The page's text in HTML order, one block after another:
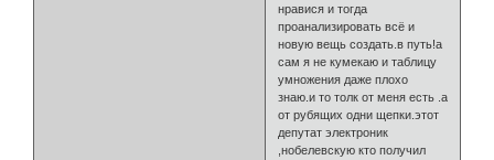
нравися и тогда
проанализировать всё и
новую вещь создать.в путь!а
сам я не кумекаю и таблицу
умножения даже плохо
знаю.и то толк от меня есть .а
от рубящих одни щепки.этот
депутат электроник
,нобелевскую кто получил